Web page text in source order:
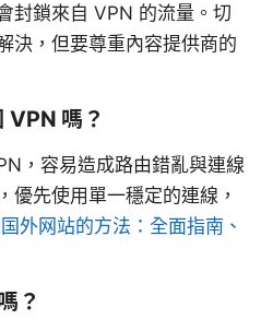
封鎖來自 VPN 的流量。切
決，但要尊重內容提供商的
VPN 嗎？
，容易造成路由錯亂與連線
優先使用單一穩定的連線，
外网站的方法：全面指南、
？